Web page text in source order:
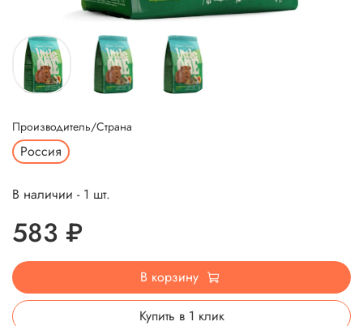
Производитель/Страна
Россия
В наличии - 1 шт.
583 ₽
В корзину
Купить в 1 клик